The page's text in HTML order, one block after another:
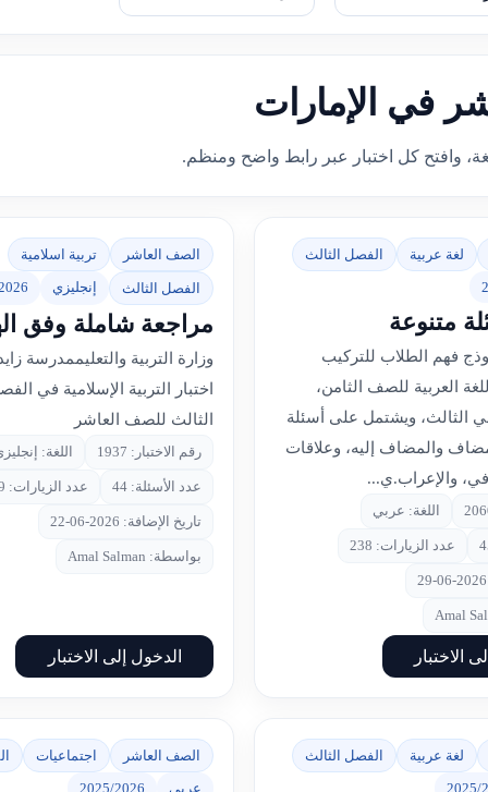
في الإمارات
وافتح كل اختبار عبر رابط واضح ومنظم.
لغة عربية
الفصل الثالث
متنوعة
فهم الطلاب للتركيب
العربية للصف الثامن،
الثالث، ويشتمل على أسئلة
والمضاف إليه، وعلاقات
والإعراب.ي...
اللغة: عربي
عدد الزيارات: 238
الاختبار
الصف العاشر تربية اسلامية
الفصل الثالث إنجليزي
مراجعة شاملة وفق
وزارة التربية والتعليممدرسة
اختبار التربية الإسلامية في
الثالث للصف العاشر
رقم الاختبار: 1937 اللغة:
عدد الأسئلة: 44 عدد الزيارات: 2059
تاريخ الإضافة: 2026-06-22
بواسطة: Amal Salman
الدخول إلى الاختبار
لغة عربية
الفصل الثالث
2025/
الصف العاشر اجتماعيات
عربي
2025/2026